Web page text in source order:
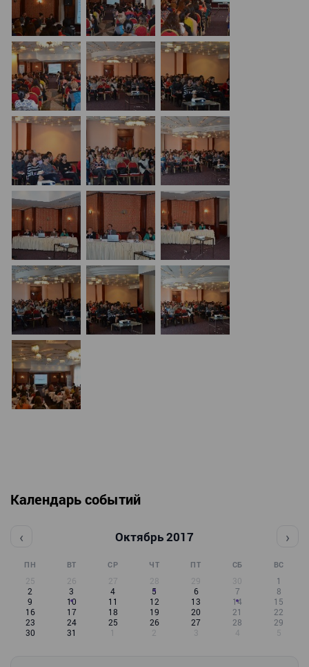
Календарь событий
‹ Октябрь 2017 ›
ПН ВТ СР ЧТ ПТ СБ ВС
25 26 27 28 29 30
1
2
3 4 5 6 7
8
9
10 11 12 13 14
15
16
17 18 19 20 21
22
23
24 25 26 27 28
29
30
31 1 2 3 4 5